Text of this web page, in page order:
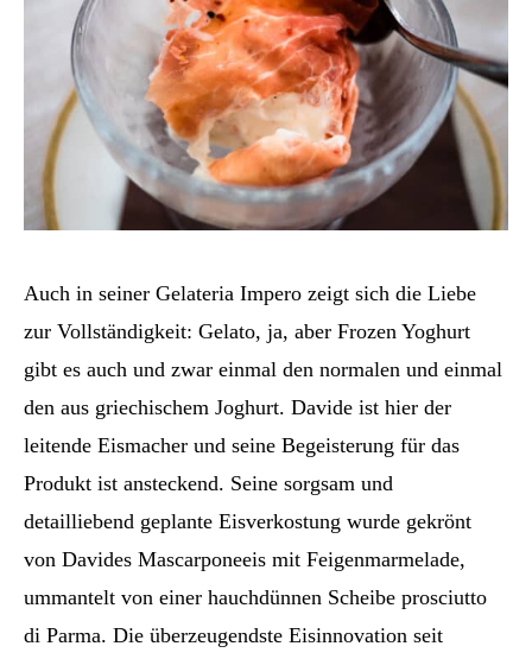
Auch in seiner Gelateria Impero zeigt sich die Liebe
zur Vollständigkeit: Gelato, ja, aber Frozen Yoghurt
gibt es auch und zwar einmal den normalen und einmal
den aus griechischem Joghurt. Davide ist hier der
leitende Eismacher und seine Begeisterung für das
Produkt ist ansteckend. Seine sorgsam und
detailliebend geplante Eisverkostung wurde gekrönt
von Davides Mascarponeeis mit Feigenmarmelade,
ummantelt von einer hauchdünnen Scheibe prosciutto
di Parma. Die überzeugendste Eisinnovation seit